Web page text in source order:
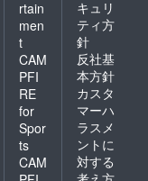
rtain
men
t
CAM
PFI
RE
for
Spor
ts
CAM
キュリ
ティ方
針
反社基
本方針
カスタ
マーハ
ラスメ
ントに
対する